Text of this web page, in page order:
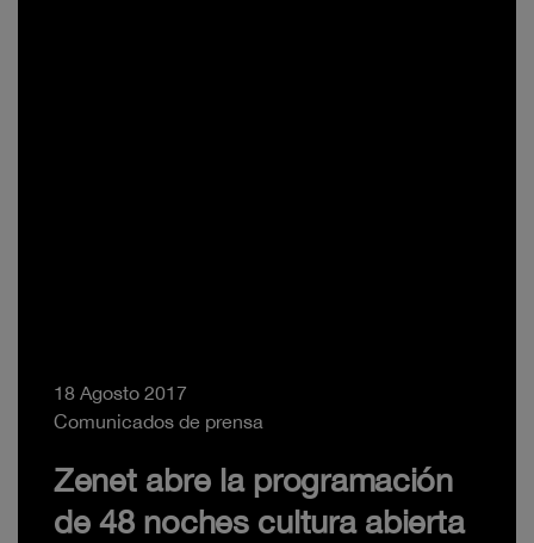
18 Agosto 2017
Comunicados de prensa
Zenet abre la programación
de 48 noches cultura abierta